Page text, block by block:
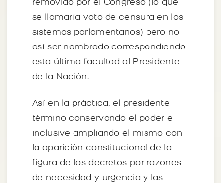
removido por el Congreso (lo que
se llamaría voto de censura en los
sistemas parlamentarios) pero no
así ser nombrado correspondiendo
esta última facultad al Presidente
de la Nación.
Así en la práctica, el presidente
término conservando el poder e
inclusive ampliando el mismo con
la aparición constitucional de la
figura de los decretos por razones
de necesidad y urgencia y las